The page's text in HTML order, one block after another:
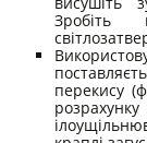
Зробіть
перекису